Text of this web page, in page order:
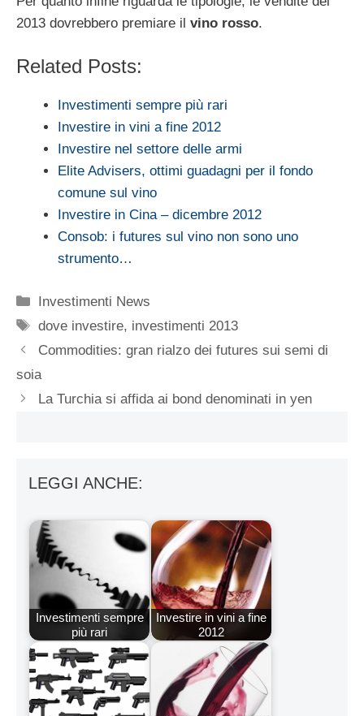
2013 dovrebbero premiare il vino rosso.
Related Posts:
Investimenti sempre più rari
Investire in vini a fine 2012
Investire nel settore delle armi
Elite Advisers, ottimi guadagni per il fondo
comune sul vino
Investire in Cina – dicembre 2012
Consob: i futures sul vino non sono uno
strumento…
Categorie
Investimenti News
Tag
dove investire, investimenti 2013
Commodities: gran rialzo dei futures sui semi di
soia
La Turchia si affida ai bond denominati in yen
LEGGI ANCHE:
Investimenti sempre
più rari
Investire in vini a fine
2012